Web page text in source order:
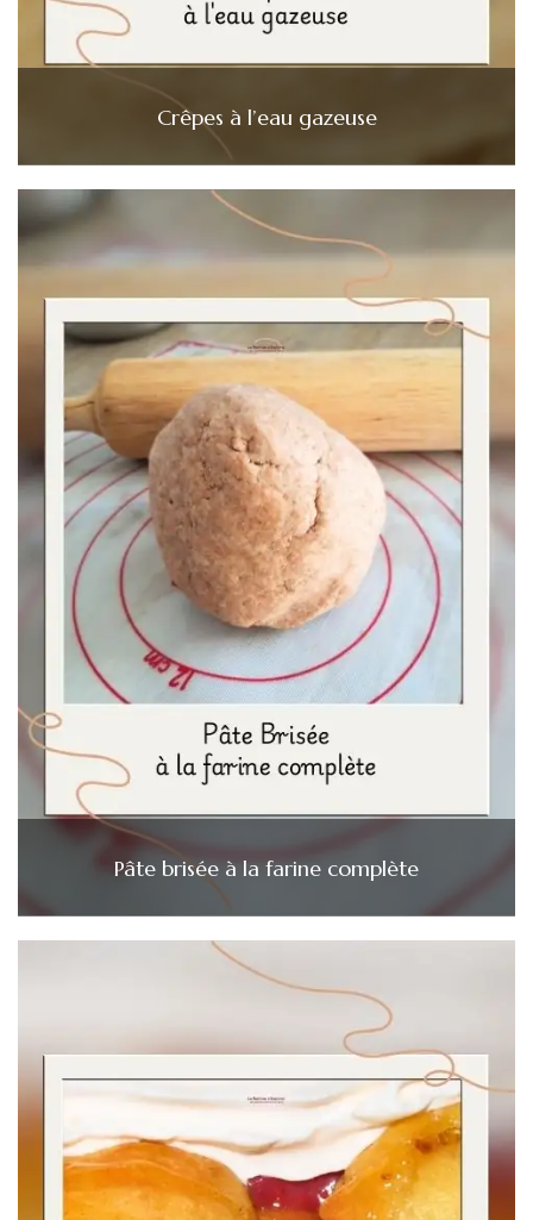
Crêpes à l’eau gazeuse
Pâte brisée à la farine complète